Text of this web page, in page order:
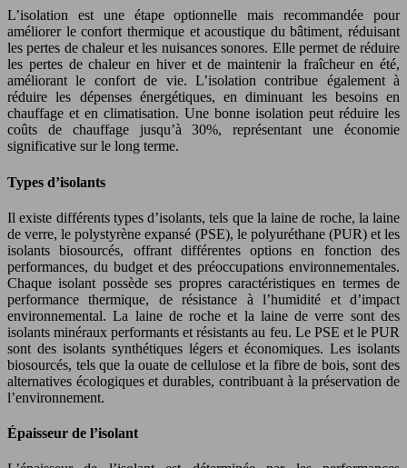
L’isolation est une étape optionnelle mais recommandée pour
améliorer le confort thermique et acoustique du bâtiment, réduisant
les pertes de chaleur et les nuisances sonores. Elle permet de réduire
les pertes de chaleur en hiver et de maintenir la fraîcheur en été,
améliorant le confort de vie. L’isolation contribue également à
réduire les dépenses énergétiques, en diminuant les besoins en
chauffage et en climatisation. Une bonne isolation peut réduire les
coûts de chauffage jusqu’à 30%, représentant une économie
significative sur le long terme.
Types d’isolants
Il existe différents types d’isolants, tels que la laine de roche, la laine
de verre, le polystyrène expansé (PSE), le polyuréthane (PUR) et les
isolants biosourcés, offrant différentes options en fonction des
performances, du budget et des préoccupations environnementales.
Chaque isolant possède ses propres caractéristiques en termes de
performance thermique, de résistance à l’humidité et d’impact
environnemental. La laine de roche et la laine de verre sont des
isolants minéraux performants et résistants au feu. Le PSE et le PUR
sont des isolants synthétiques légers et économiques. Les isolants
biosourcés, tels que la ouate de cellulose et la fibre de bois, sont des
alternatives écologiques et durables, contribuant à la préservation de
l’environnement.
Épaisseur de l’isolant